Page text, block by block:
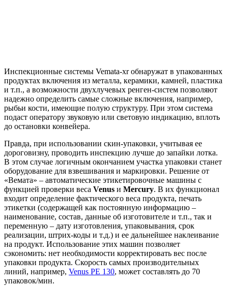
Инспекционные системы Vemata-xr обнаружат в упакованных
продуктах включения из металла, керамики, камней, пластика
и т.п., а возможности двухлучевых ренген-систем позволяют
надежно определить самые сложные включения, например,
рыбьи кости, имеющие полую структуру. При этом система
подаст оператору звуковую или световую индикацию, вплоть
до остановки конвейера.
Правда, при использовании скин-упаковки, учитывая ее
дороговизну, проводить инспекцию лучше до запайки лотка.
В этом случае логичным окончанием участка упаковки станет
оборудование для взвешивания и маркировки. Решение от
«Вемата» – автоматические этикетировочные машины с
функцией проверки веса Venus и Mercury. В их функционал
входит определение фактического веса продукта, печать
этикетки (содержащей как постоянную информацию –
наименование, состав, данные об изготовителе и т.п., так и
переменную – дату изготовления, упаковывания, срок
реализации, штрих-коды и т.д.) и ее дальнейшее наклеивание
на продукт. Использование этих машин позволяет
сэкономить: нет необходимости корректировать вес после
упаковки продукта. Скорость самых производительных
линий, например, Venus PE 130, может составлять до 70
упаковок/мин.